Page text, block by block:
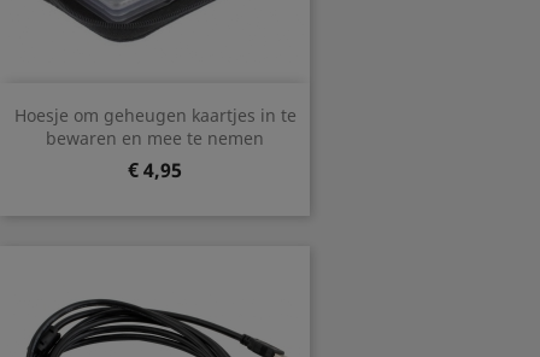
Hoesje om geheugen kaartjes in te
bewaren en mee te nemen
Prijs
€ 4,95